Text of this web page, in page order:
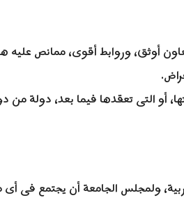
أوثق، وروابط أقوى، ممانص عليه
أو التى تعقدها فيما بعد، دولة من
ولمجلس الجامعة أن يجتمع فى